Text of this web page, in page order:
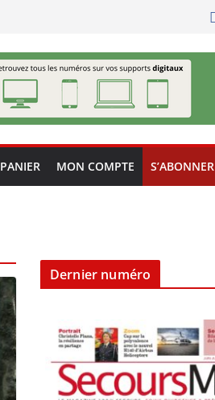
PANIER MON COMPTE S’ABONNER
Dernier numéro